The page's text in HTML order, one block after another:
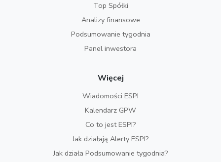
Top Spółki
Analizy finansowe
Podsumowanie tygodnia
Panel inwestora
Więcej
Wiadomości ESPI
Kalendarz GPW
Co to jest ESPI?
Jak działają Alerty ESPI?
Jak działa Podsumowanie tygodnia?